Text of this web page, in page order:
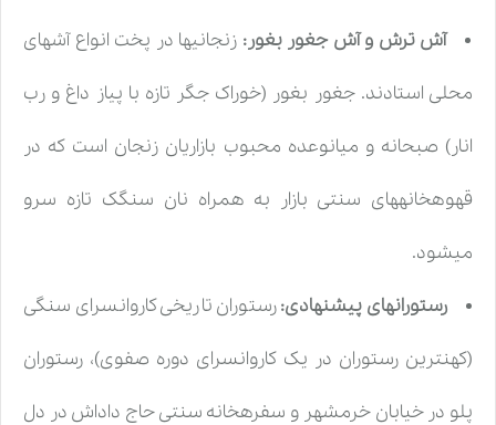
آش ترش و آش جغور بغور: زنجانیها در پخت انواع آشهای
محلی استادند. جغور بغور (خوراک جگر تازه با پیاز داغ و رب
انار) صبحانه و میانوعده محبوب بازاریان زنجان است که در
قهوهخانههای سنتی بازار به همراه نان سنگک تازه سرو
میشود.
رستورانهای پیشنهادی:رستوران تاریخی کاروانسرای سنگی
(کهنترین رستوران در یک کاروانسرای دوره صفوی)، رستوران
پلو در خیابان خرمشهر و سفرهخانه سنتی حاج داداش در دل